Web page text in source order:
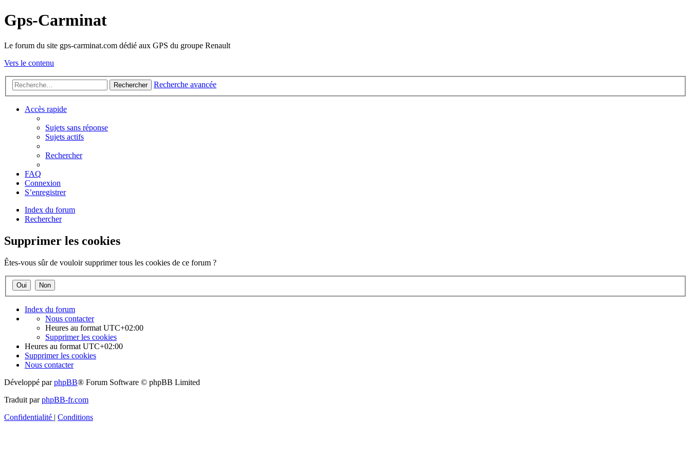
Gps-Carminat
Le forum du site gps-carminat.com dédié aux GPS du groupe Renault
Vers le contenu
Rechercher Recherche avancée
Accès rapide
Sujets sans réponse
Sujets actifs
Rechercher
FAQ
Connexion
S’enregistrer
Index du forum
Rechercher
Supprimer les cookies
Êtes-vous sûr de vouloir supprimer tous les cookies de ce forum ?
Index du forum
Nous contacter
Heures au format UTC+02:00
Supprimer les cookies
Heures au format UTC+02:00
Supprimer les cookies
Nous contacter
Développé parphpBB® Forum Software © phpBB Limited
Traduit parphpBB-fr.com
Confidentialité | Conditions